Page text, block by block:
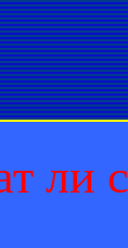
ли